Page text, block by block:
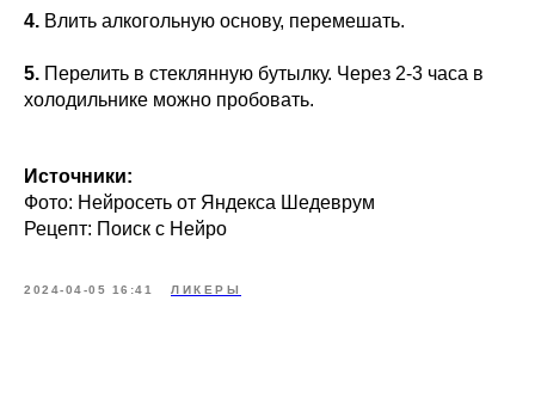
4. Влить алкогольную основу, перемешать.
5. Перелить в стеклянную бутылку. Через 2-3 часа в
холодильнике можно пробовать.
Источники:
Фото: Нейросеть от Яндекса Шедеврум
Рецепт: Поиск с Нейро
2024-04-05 16:41 ЛИКЕРЫ